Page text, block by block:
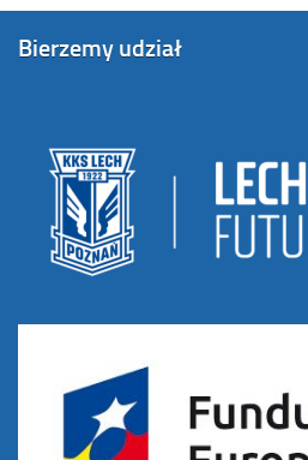
Bierzemy udział